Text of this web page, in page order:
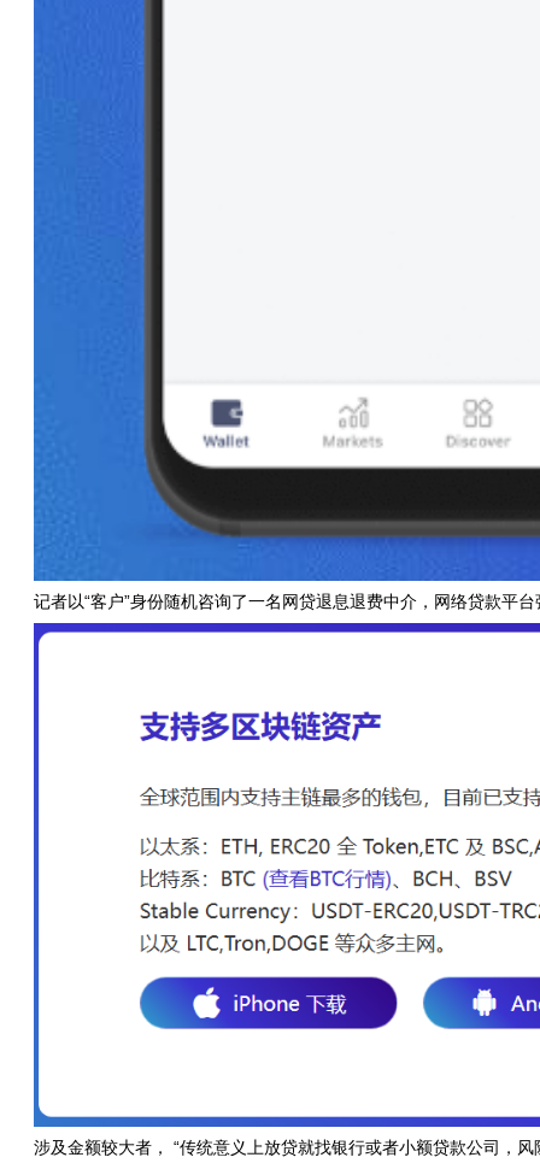
记者以“客户”身份随机咨询了一名网贷退息退费中介，网络贷款平
涉及金额较大者， “传统意义上放贷就找银行或者小额贷款公司，